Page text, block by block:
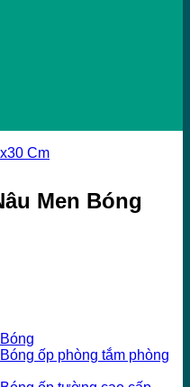
Cm
Men Bóng